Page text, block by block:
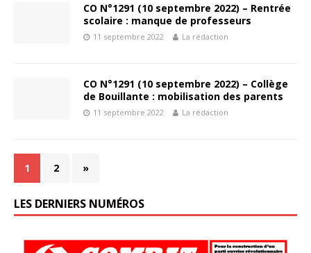
CO N°1291 (10 septembre 2022) – Rentrée
scolaire : manque de professeurs
11 septembre 2022 La rédaction
CO N°1291 (10 septembre 2022) – Collège
de Bouillante : mobilisation des parents
11 septembre 2022 La rédaction
1 2 »
LES DERNIERS NUMÉROS